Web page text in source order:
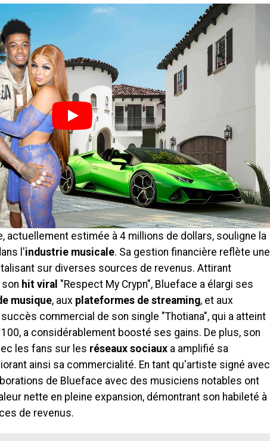
actuellement estimée à 4 millions de dollars, souligne la
l'industrie musicale. Sa gestion financière reflète une
sur diverses sources de revenus. Attirant
hit viral "Respect My Crypn", Blueface a élargi ses
musique, aux plateformes de streaming, et aux
commercial de son single "Thotiana", qui a atteint
a considérablement boosté ses gains. De plus, son
les fans sur les réseaux sociaux a amplifié sa
ainsi sa commercialité. En tant qu'artiste signé avec
de Blueface avec des musiciens notables ont
nette en pleine expansion, démontrant son habileté à
de revenus.